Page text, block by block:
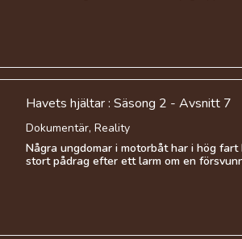
Havets hjältar : Säsong 2 - Avsnitt 7
Dokumentär, Reality
Några ungdomar i motorbåt har i hög
stort pådrag efter ett larm om en